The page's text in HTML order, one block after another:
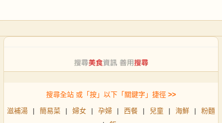
搜尋全站 或「按」以下「關鍵字」捷徑 >>
滋補湯 | 簡易菜 | 婦女 | 孕婦 | 西餐 | 兒童 | 海鮮 |
粉麵